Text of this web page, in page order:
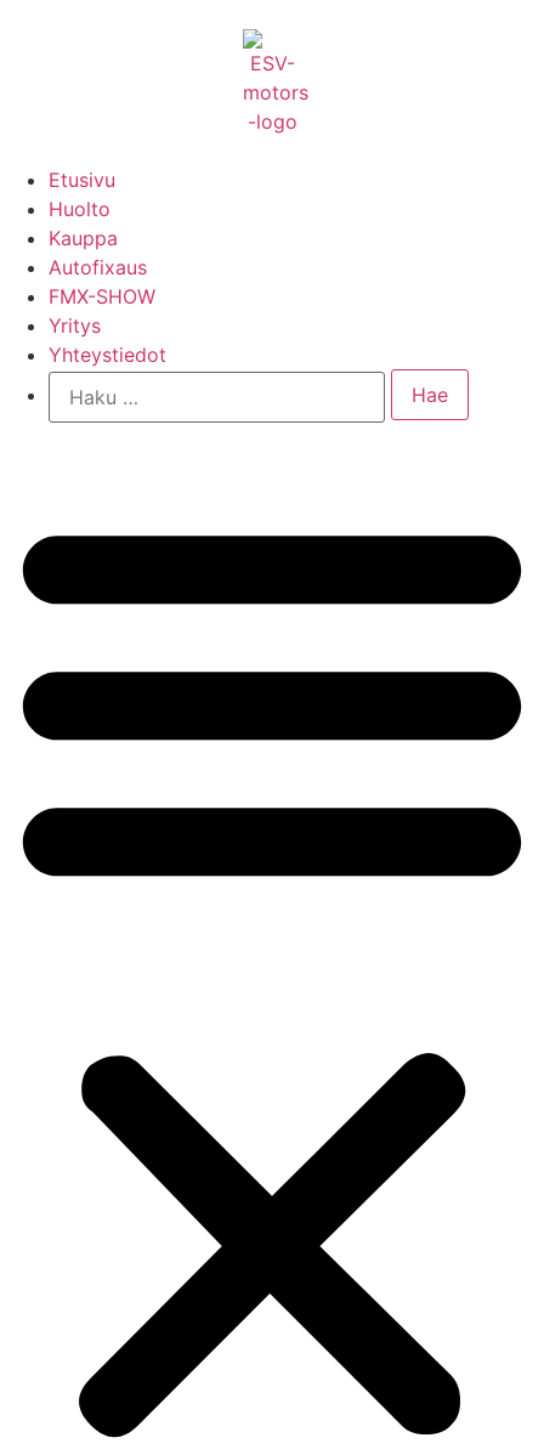
Etusivu
Huolto
Kauppa
Autofixaus
FMX-SHOW
Yritys
Yhteystiedot